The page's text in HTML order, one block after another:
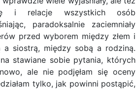
i relacje wszystkich osób
paradoksalnie zaciemniały
przed wyborem między złem i
a siostrą, między sobą a rodziną.
stawiane sobie pytania, których
ale nie podjęłam się oceny
tylko, jak powinni postąpić,